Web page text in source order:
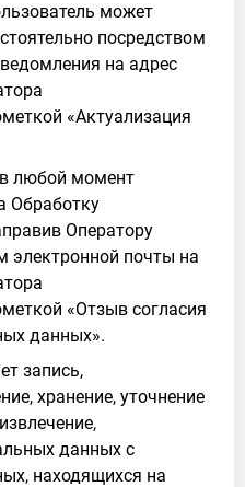
может
посредством
на адрес
«Актуализация
любой момент
Обработку
Оператору
электронной почты на
«Отзыв согласия
данных».
запись,
хранение, уточнение
данных с
находящихся на